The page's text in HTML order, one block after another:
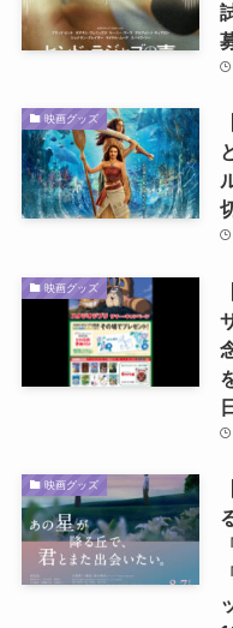
映画グッズ
映画グッズ
映画グッズ